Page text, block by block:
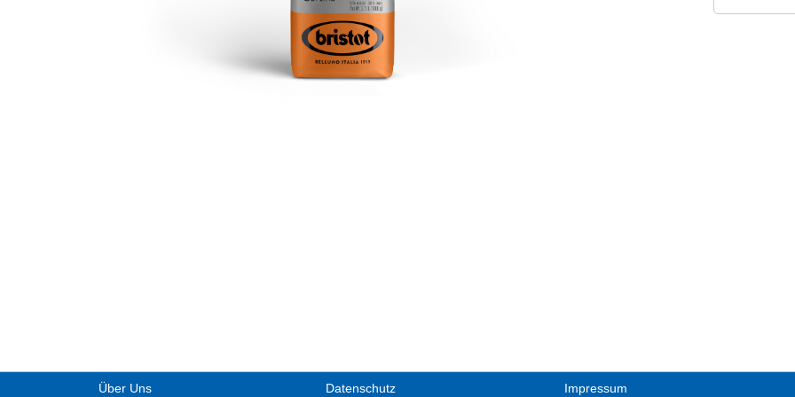
Über Uns Datenschutz Impressum